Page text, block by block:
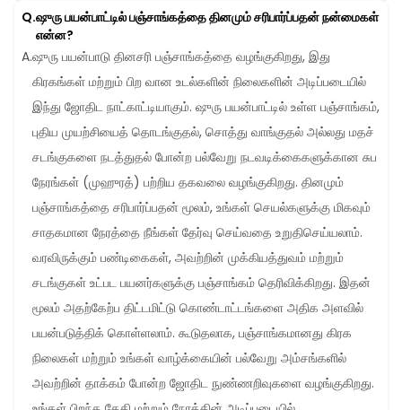
Q.ஷுரு பயன்பாட்டில் பஞ்சாங்கத்தை தினமும் சரிபார்ப்பதன் நன்மைகள்
என்ன?
A.ஷுரு பயன்பாடு தினசரி பஞ்சாங்கத்தை வழங்குகிறது, இது
கிரகங்கள் மற்றும் பிற வான உடல்களின் நிலைகளின் அடிப்படையில்
இந்து ஜோதிட நாட்காட்டியாகும். ஷுரு பயன்பாட்டில் உள்ள பஞ்சாங்கம்,
புதிய முயற்சியைத் தொடங்குதல், சொத்து வாங்குதல் அல்லது மதச்
சடங்குகளை நடத்துதல் போன்ற பல்வேறு நடவடிக்கைகளுக்கான சுப
நேரங்கள் (முஹுரத்) பற்றிய தகவலை வழங்குகிறது. தினமும்
பஞ்சாங்கத்தை சரிபார்ப்பதன் மூலம், உங்கள் செயல்களுக்கு மிகவும்
சாதகமான நேரத்தை நீங்கள் தேர்வு செய்வதை உறுதிசெய்யலாம்.
வரவிருக்கும் பண்டிகைகள், அவற்றின் முக்கியத்துவம் மற்றும்
சடங்குகள் உட்பட பயனர்களுக்கு பஞ்சாங்கம் தெரிவிக்கிறது. இதன்
மூலம் அதற்கேற்ப திட்டமிட்டு கொண்டாட்டங்களை அதிக அளவில்
பயன்படுத்திக் கொள்ளலாம். கூடுதலாக, பஞ்சாங்கமானது கிரக
நிலைகள் மற்றும் உங்கள் வாழ்க்கையின் பல்வேறு அம்சங்களில்
அவற்றின் தாக்கம் போன்ற ஜோதிட நுண்ணறிவுகளை வழங்குகிறது.